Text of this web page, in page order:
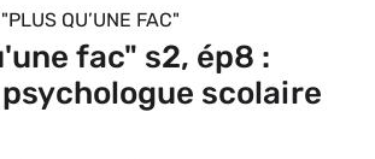
QU’UNE FAC"
fac" s2, ép8 :
scolaire